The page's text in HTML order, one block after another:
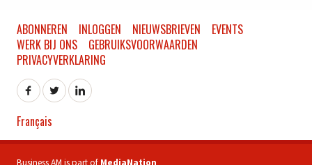
ABONNEREN INLOGGEN NIEUWSBRIEVEN
EVENTS
WERK BIJ ONS
GEBRUIKSVOORWAARDEN
PRIVACYVERKLARING
Français
Business AM is part of MediaNation